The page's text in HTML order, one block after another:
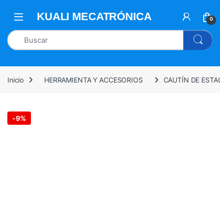
0
Inicio HERRAMIENTA Y ACCESORIOS CAUTÍN DE
-9%